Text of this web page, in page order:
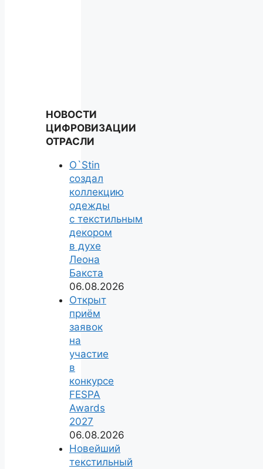
НОВОСТИ
ЦИФРОВИЗАЦИИ
ОТРАСЛИ
O`Stin
создал
коллекцию
одежды
с текстильным
декором
в духе
Леона
Бакста
06.08.2026
Открыт
приём
заявок
на
участие
в
конкурсе
FESPA
Awards
2027
06.08.2026
Новейший
текстильный